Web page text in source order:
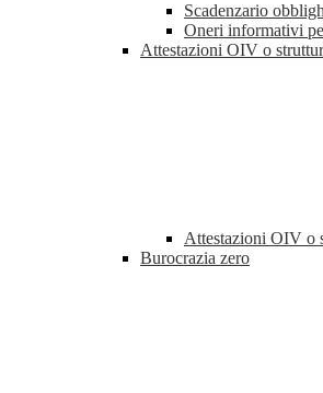
Scadenzario
Oneri informativi
Attestazioni OIV o
Attestazioni OIV o
Burocrazia zero